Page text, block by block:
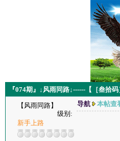
『074期』↓风雨同路↓------【［叁拾
【风雨同路】
级别:
新手上路
导航 本帖查